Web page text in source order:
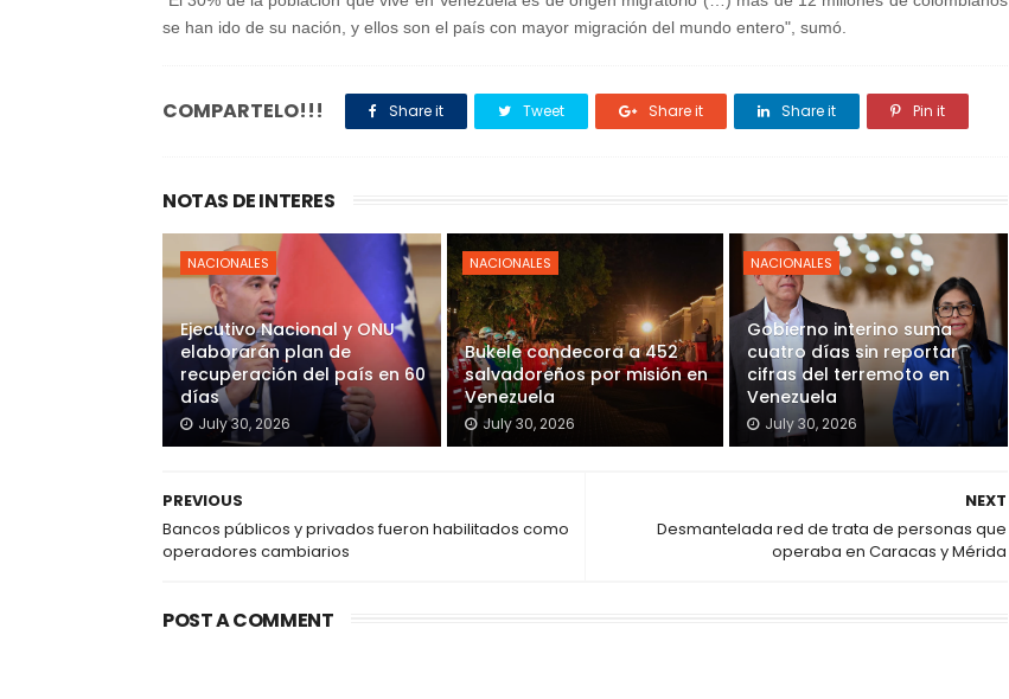
se han ido de su nación, y ellos son el país con mayor migración del mundo entero", sumó.
COMPARTELO!!! Share it Tweet Share it Share it Pin it
NOTAS DE INTERES
NACIONALES
Ejecutivo Nacional y ONU
elaborarán plan de
recuperación del país en 60
días
July 30, 2026
NACIONALES
Bukele condecora a 452
salvadoreños por misión en
Venezuela
July 30, 2026
NACIONALES
Gobierno interino suma
cuatro días sin reportar
cifras del terremoto en
Venezuela
July 30, 2026
NEXT
Desmantelada red de trata de personas que
operaba en Caracas y Mérida
PREVIOUS
Bancos públicos y privados fueron habilitados como
operadores cambiarios
POST A COMMENT